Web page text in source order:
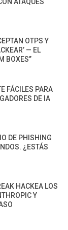
ATAQUES
OTPS Y
— EL
BOXES”
FÁCILES PARA
DE IA
DE PHISHING
¿ESTÁS
HACKEA LOS
Y